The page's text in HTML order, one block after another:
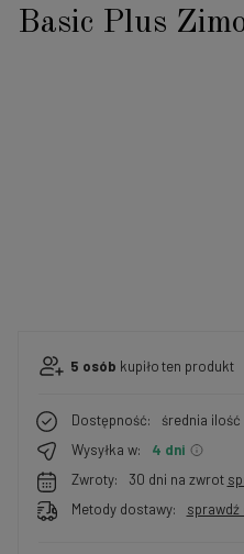
Basic Plus
5 osób kupiłoten produkt
Dostępność:
średnia ilość
Wysyłka w:
4 dni
Zwroty:
30 dni na zwrot
Metody dostawy:
sprawdź